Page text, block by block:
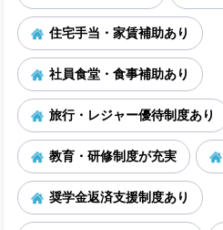
住宅手当・家賃補助あり
社員食堂・食事補助あり
旅行・レジャー優待制度あり
教育・研修制度が充実
奨学金返済支援制度あり